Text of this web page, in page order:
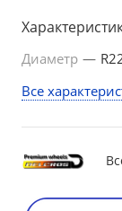
Диаметр —
Все